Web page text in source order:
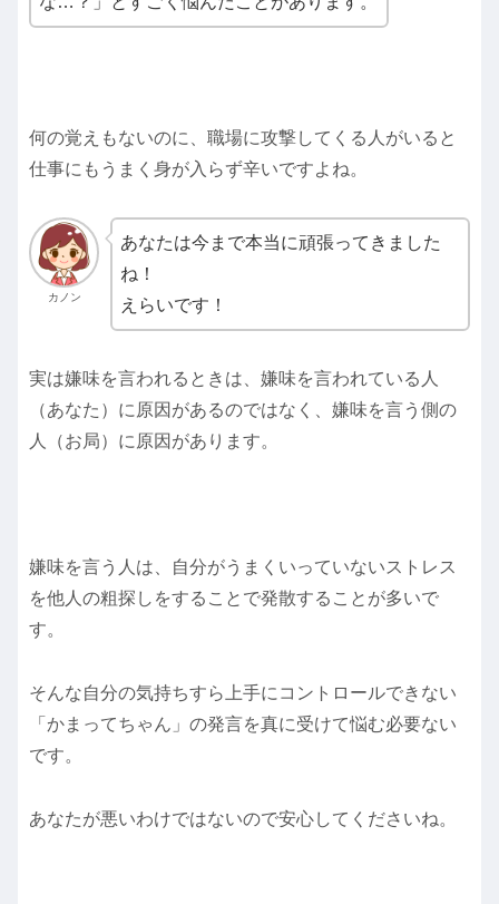
何の覚えもないのに、職場に攻撃してくる人がいると
仕事にもうまく身が入らず辛いですよね。
カノン
あなたは今まで本当に頑張ってきました
ね！
えらいです！
実は嫌味を言われるときは、嫌味を言われている人
（あなた）に原因があるのではなく、嫌味を言う側の
人（お局）に原因があります。
嫌味を言う人は、自分がうまくいっていないストレス
を他人の粗探しをすることで発散することが多いで
す。
そんな自分の気持ちすら上手にコントロールできない
「かまってちゃん」の発言を真に受けて悩む必要ない
です。
あなたが悪いわけではないので安心してくださいね。